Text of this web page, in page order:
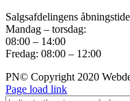
Salgsafdelingens
Mandag – torsdag:
08:00 – 14:00
Fredag: 08:00 – 12:00
PN© Copyright 2020
Page load link